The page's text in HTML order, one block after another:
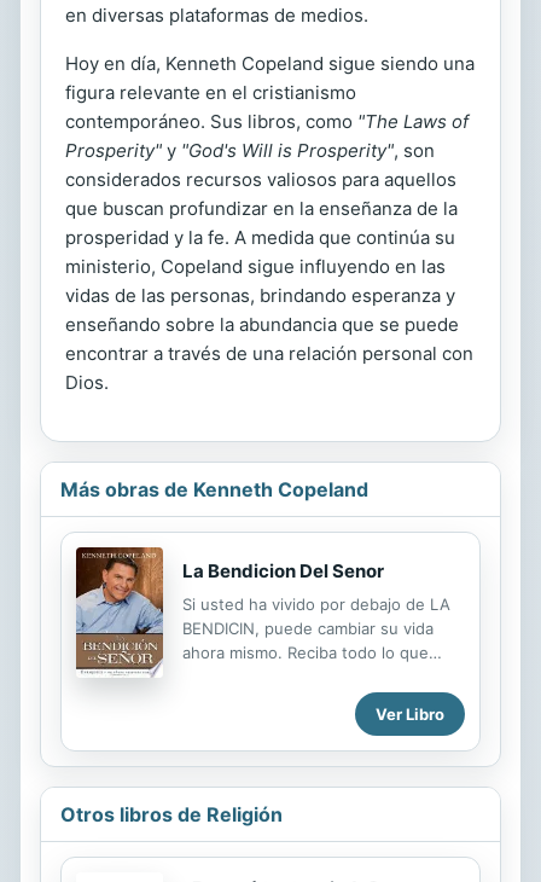
en diversas plataformas de medios.
Hoy en día, Kenneth Copeland sigue siendo una
figura relevante en el cristianismo
contemporáneo. Sus libros, como "The Laws of
Prosperity" y "God's Will is Prosperity", son
considerados recursos valiosos para aquellos
que buscan profundizar en la enseñanza de la
prosperidad y la fe. A medida que continúa su
ministerio, Copeland sigue influyendo en las
vidas de las personas, brindando esperanza y
enseñando sobre la abundancia que se puede
encontrar a través de una relación personal con
Dios.
Más obras de Kenneth Copeland
La Bendicion Del Senor
Si usted ha vivido por debajo de LA
BENDICIN, puede cambiar su vida
ahora mismo. Reciba todo lo que
BENDICIN. LA BENDICIN de SEOR es
el plan original de Dios para usted.
Contrario a la creencia popular, l no
desea que se enferme, que est en la
enriquecerlo en cada rea de su vida -
en su salud, en sus finanzas, en sus
Ver Libro
Otros libros de Religión